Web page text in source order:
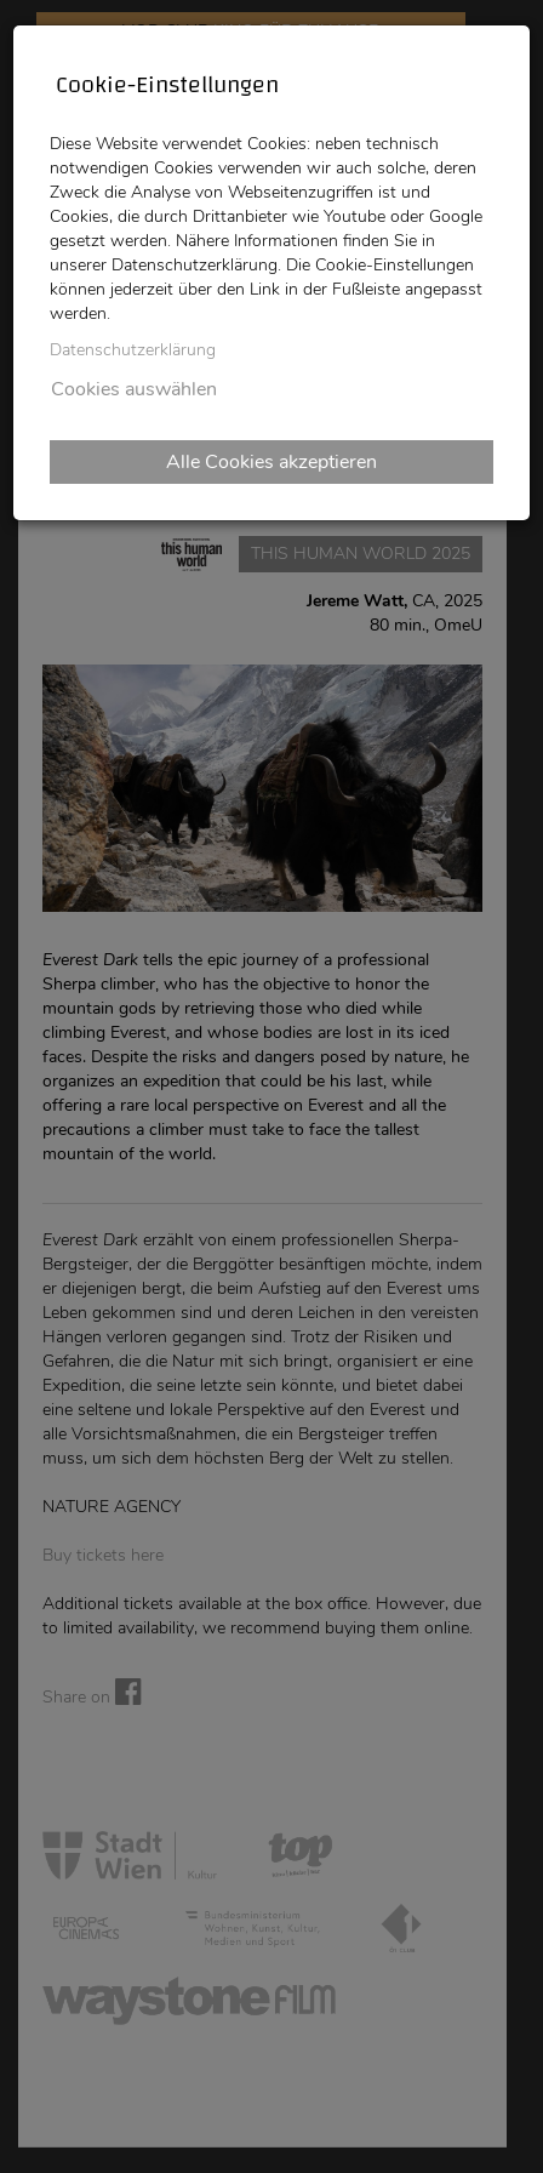
VOD CLUBKINO FÜR ZUHAUSE
schikaneder
Top Kino
schikaneder CLUB
this human world: EVERST
DARK
THIS HUMAN WORLD 2025
Jereme Watt, CA, 2025
80 min., OmeU
Everest Dark tells the epic journey of a professional
Sherpa climber, who has the objective to honor the
mountain gods by retrieving those who died while
climbing Everest, and whose bodies are lost in its iced
faces. Despite the risks and dangers posed by nature, he
organizes an expedition that could be his last, while
offering a rare local perspective on Everest and all the
precautions a climber must take to face the tallest
mountain of the world.
Everest Dark erzählt von einem professionellen Sherpa-
Bergsteiger, der die Berggötter besänftigen möchte, indem
er diejenigen bergt, die beim Aufstieg auf den Everest ums
Leben gekommen sind und deren Leichen in den vereisten
Hängen verloren gegangen sind. Trotz der Risiken und
Gefahren, die die Natur mit sich bringt, organisiert er eine
Expedition, die seine letzte sein könnte, und bietet dabei
eine seltene und lokale Perspektive auf den Everest und
alle Vorsichtsmaßnahmen, die ein Bergsteiger treffen
muss, um sich dem höchsten Berg der Welt zu stellen.
NATURE AGENCY
Buy tickets here
Additional tickets available at the box office. However, due
to limited availability, we recommend buying them online.
Share on
Cookie-Einstellungen
Diese Website verwendet Cookies: neben technisch
notwendigen Cookies verwenden wir auch solche, deren
Zweck die Analyse von Webseitenzugriffen ist und
Cookies, die durch Drittanbieter wie Youtube oder Google
gesetzt werden. Nähere Informationen finden Sie in
unserer Datenschutzerklärung. Die Cookie-Einstellungen
können jederzeit über den Link in der Fußleiste angepasst
werden.
Datenschutzerklärung
Cookies auswählen
Alle Cookies akzeptieren